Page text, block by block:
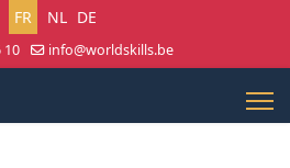
Sélectionnez votre langue
FR NL DE
10
info@worldskills.be